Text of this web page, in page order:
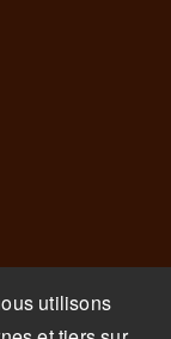
utilisons